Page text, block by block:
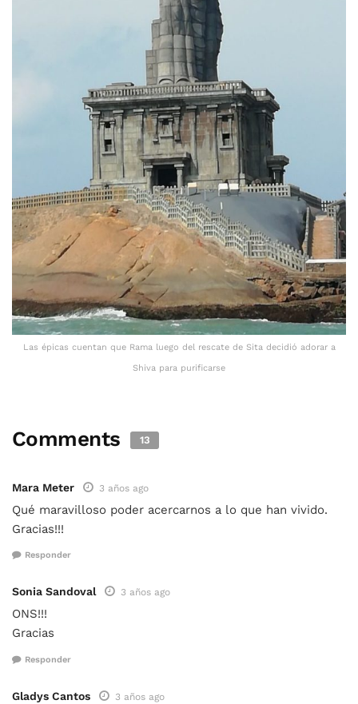
Las épicas cuentan que Rama luego del rescate de Sita decidió adorar a
Shiva para purificarse
Comments 13
Mara Meter 3 años ago
Qué maravilloso poder acercarnos a lo que han vivido.
Gracias!!!
Responder
Sonia Sandoval 3 años ago
ONS!!!
Gracias
Responder
Gladys Cantos 3 años ago